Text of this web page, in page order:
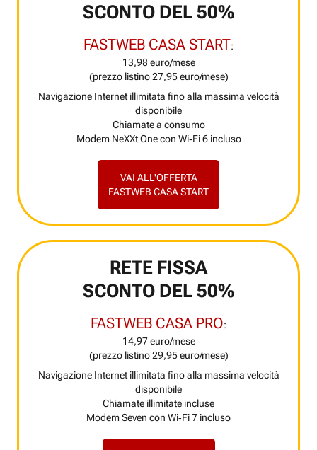
SCONTO DEL 50%
FASTWEB CASA START:
13,98 euro/mese
(prezzo listino 27,95 euro/mese)
Navigazione Internet illimitata fino alla massima velocità
disponibile
Chiamate a consumo
Modem NeXXt One con Wi‑Fi 6 incluso
VAI ALL'OFFERTA
FASTWEB CASA START
RETE FISSA
SCONTO DEL 50%
FASTWEB CASA PRO:
14,97 euro/mese
(prezzo listino 29,95 euro/mese)
Navigazione Internet illimitata fino alla massima velocità
disponibile
Chiamate illimitate incluse
Modem Seven con Wi‑Fi 7 incluso